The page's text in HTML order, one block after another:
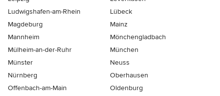
Ludwigshafen-am-Rhein
Lübeck
Magdeburg
Mainz
Mannheim
Mönchen­gladbach
Mülheim-an-der-Ruhr
München
Münster
Neuss
Nürnberg
Oberhausen
Offenbach-am-Main
Oldenburg